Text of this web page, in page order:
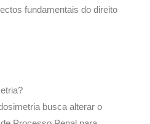
fundamentais do direito
busca alterar o